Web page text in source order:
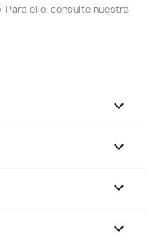
Para ello, consulte nuestra



keyboard_arrow_down